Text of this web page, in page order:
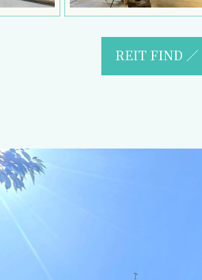
REIT FIND ／